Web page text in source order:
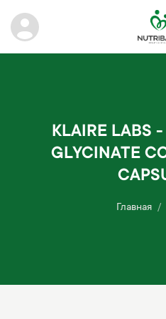
KLAIRE LABS
GLYCINATE
Главная